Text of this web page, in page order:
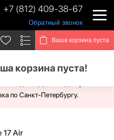
+7 (812) 409-38-67
Обратный звонок
Ваша корзина пуста
корзина пуста!
Для Вас доступен
по Санкт-Петербургу.
17 Air